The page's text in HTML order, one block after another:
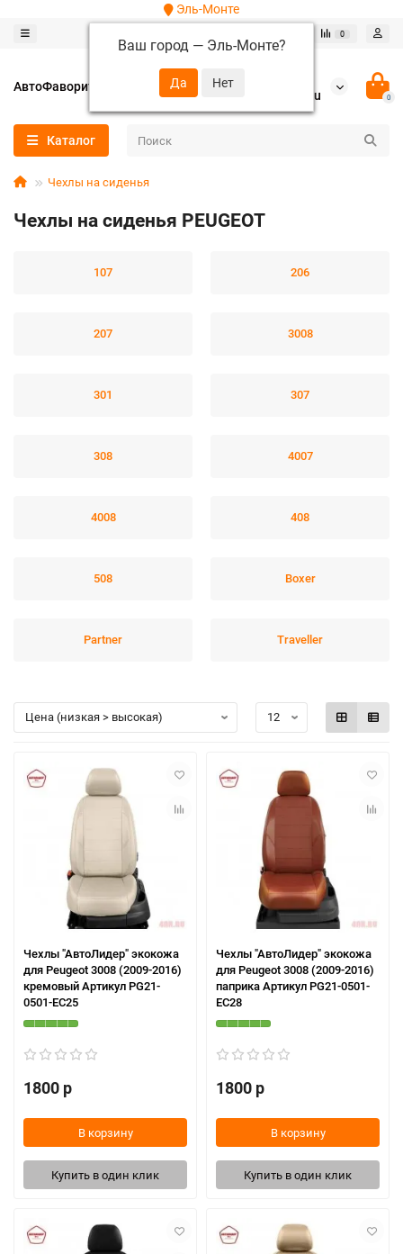
Эль-Монте
Ваш город — Эль-Монте?
0
АвтоФаворит
+7 (952) 288-64-62
autofavorit-spb@yandex.ru
0
Каталог
Чехлы на сиденья
Чехлы на сиденья PEUGEOT
107 206
207 3008
301 307
308 4007
4008 408
508 Boxer
Partner Traveller
Чехлы "АвтоЛидер" экокожа
для Peugeot 3008 (2009-2016)
кремовый Артикул PG21-
0501-EC25
1800 р
В корзину
Купить в один клик
Чехлы "АвтоЛидер" экокожа
для Peugeot 3008 (2009-2016)
паприка Артикул PG21-0501-
EC28
1800 р
В корзину
Купить в один клик